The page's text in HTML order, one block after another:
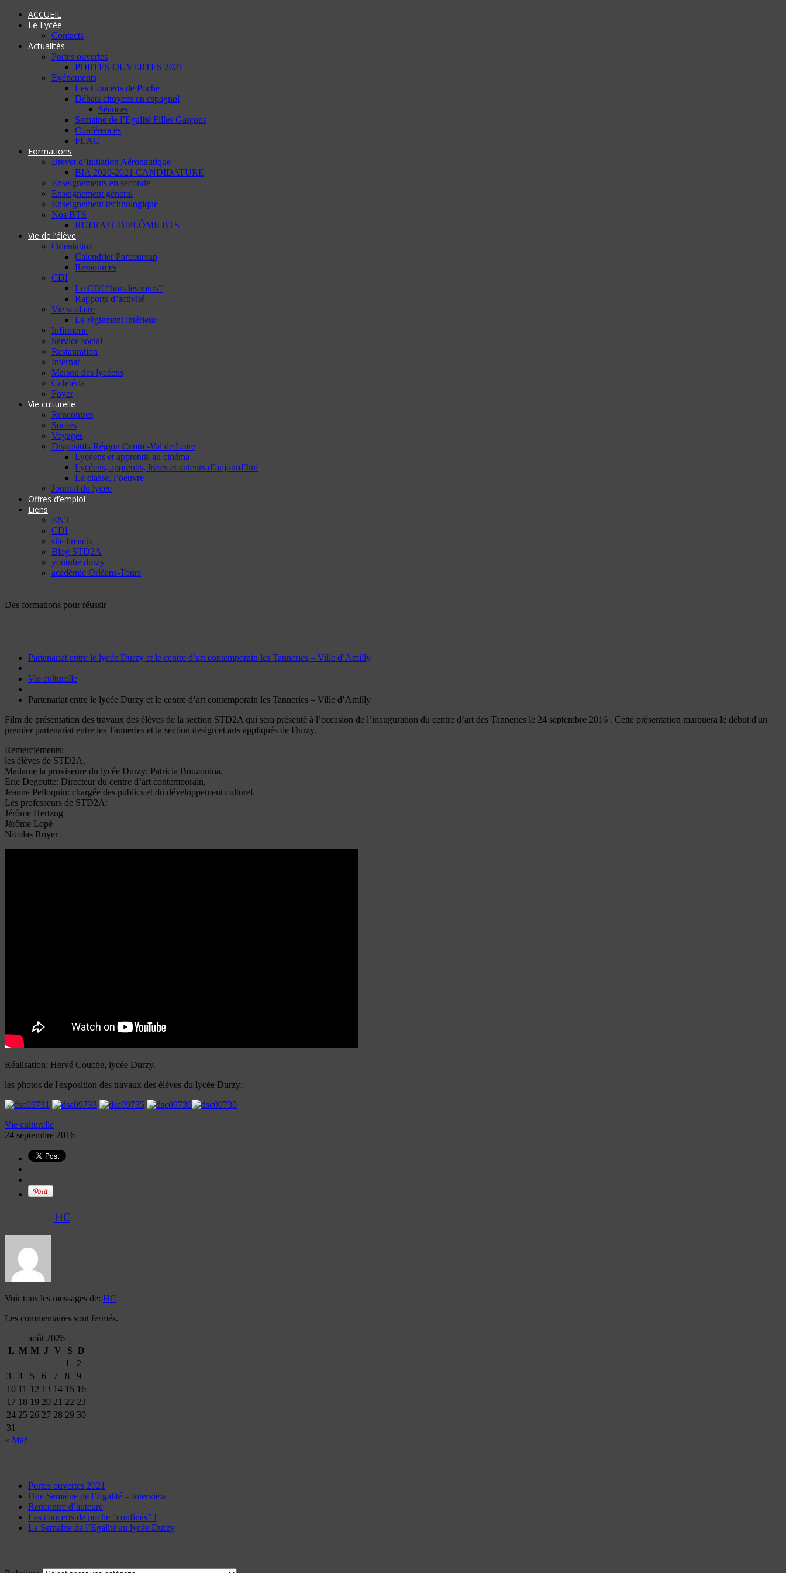
ACCUEIL
Le Lycée
Contacts
Actualités
Portes ouvertes
PORTES OUVERTES 2021
Evénements
Les Concerts de Poche
Débats citoyens en espagnol
Séances
Semaine de l’Egalité Filles Garçons
Conférences
FLAC
Formations
Brevet d’Initiation Aéronautique
BIA 2020-2021 CANDIDATURE
Enseignements en seconde
Enseignement général
Enseignement technologique
Nos BTS
RETRAIT DIPLÔME BTS
Vie de l’élève
Orientation
Calendrier Parcoursup
Ressources
CDI
Le CDI “hors les murs”
Rapports d’activité
Vie scolaire
Le règlement intérieur
Infirmerie
Service social
Restauration
Internat
Maison des lycéens
Cafétéria
Foyer
Vie culturelle
Rencontres
Sorties
Voyages
Dispositifs Région Centre-Val de Loire
Lycéens et apprentis au cinéma
Lycéens, apprentis, livres et auteurs d’aujourd’hui
La classe, l’oeuvre
Journal du lycée
Offres d’emploi
Liens
ENT
CDI
site lireactu
Blog STD2A
youtube durzy
académie Orléans-Tours
Des formations pour réussir
Partenariat entre le lycée Durzy et le centre d’art contemporain les Tanneries – Ville d’Amilly
Vie culturelle
Partenariat entre le lycée Durzy et le centre d’art contemporain les Tanneries – Ville d’Amilly
Film de présentation des travaux des élèves de la section STD2A qui sera présenté à l’occasion de l’inauguration du centre d’art des Tanneries le 24 septembre 2016 . Cette présentation marquera le début d'un
premier partenariat entre les Tanneries et la section design et arts appliqués de Durzy.
Remerciements:
les élèves de STD2A,
Madame la proviseure du lycée Durzy: Patricia Bouzouina,
Eric Degoutte: Directeur du centre d’art contemporain,
Jeanne Pelloquin: chargée des publics et du développement culturel.
Les professeurs de STD2A:
Jérôme Hertzog
Jérôme Lopé
Nicolas Royer
Réalisation: Hervé Couche, lycée Durzy.
les photos de l'exposition des travaux des élèves du lycée Durzy:
Vie culturelle
24 septembre 2016
HC
Voir tous les messages de: HC
Les commentaires sont fermés.
août 2026
L M M J V S D
1
2
3
4 5 6 7 8
9
10 11 12 13 14 15 16
17 18 19 20 21 22 23
24 25 26 27 28 29 30
31
« Mar
Portes ouvertes 2021
Une Semaine de l’Egalité – Interview
Rencontre d’auteure
Les concerts de poche “confinés” !
La Semaine de l’Egalité au lycée Durzy